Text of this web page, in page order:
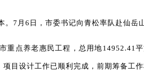
。7月6日，市委书记向青松率队赴仙岳
重点养老惠民工程，总用地14952.41
目设计工作已顺利完成，前期筹备工